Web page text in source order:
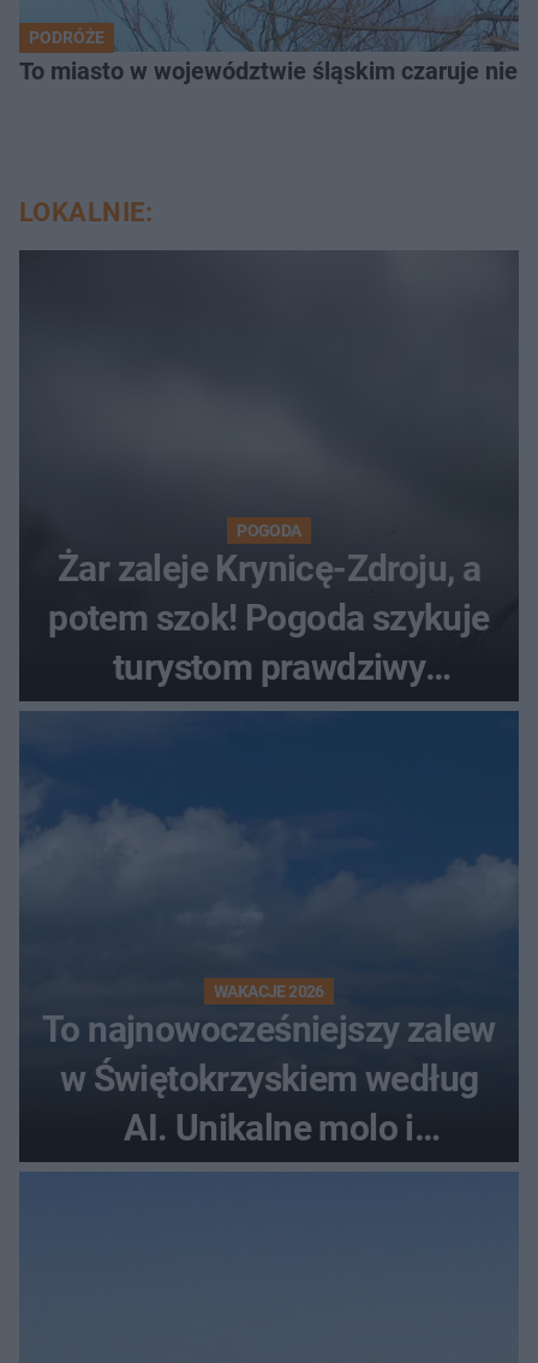
PODRÓŻE
To miasto w województwie śląskim czaruje nie
LOKALNIE:
POGODA
Żar zaleje Krynicę-Zdroju, a
potem szok! Pogoda szykuje
turystom prawdziwy
rollercoaster
WAKACJE 2026
To najnowocześniejszy zalew
w Świętokrzyskiem według
AI. Unikalne molo i
promenada